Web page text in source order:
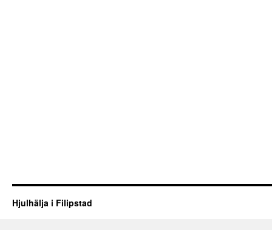
Hjulhälja i Filipstad